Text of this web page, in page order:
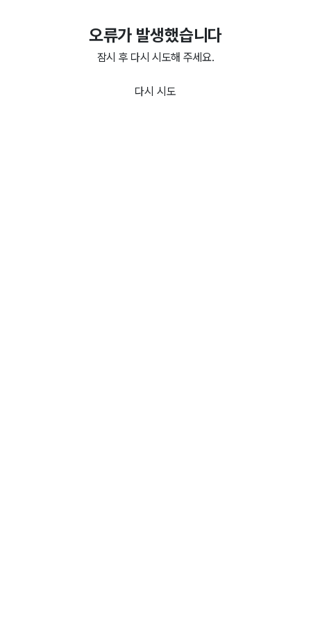
오류가 발생했습니다
잠시 후 다시 시도해 주세요.
다시 시도